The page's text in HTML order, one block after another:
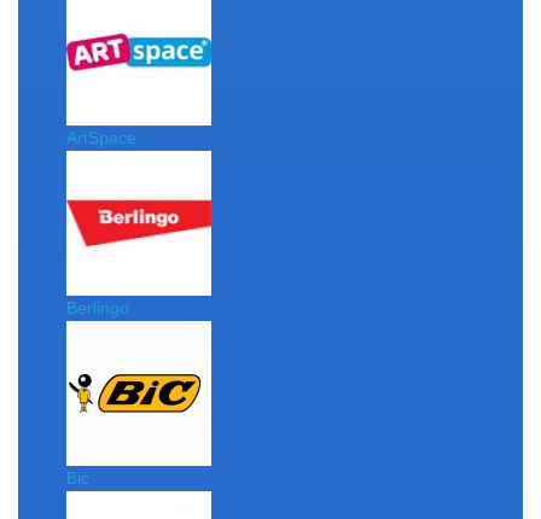
ArtSpace
Berlingo
Bic